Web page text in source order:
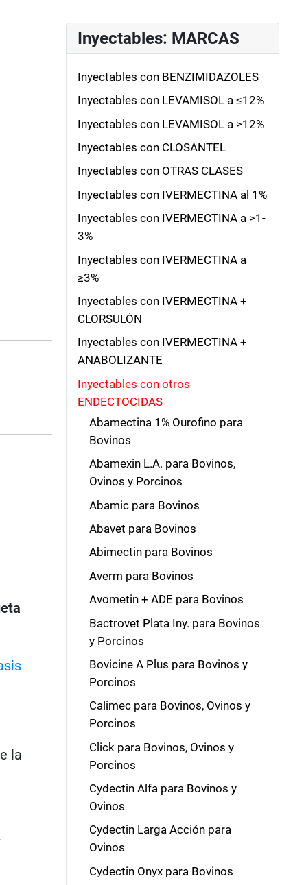
la
Inyectables: MARCAS
Inyectables con BENZIMIDAZOLES
Inyectables con LEVAMISOL a ≤12%
Inyectables con LEVAMISOL a >12%
Inyectables con CLOSANTEL
Inyectables con OTRAS CLASES
Inyectables con IVERMECTINA al 1%
Inyectables con IVERMECTINA a >1-
3%
Inyectables con IVERMECTINA a
≥3%
Inyectables con IVERMECTINA +
CLORSULÓN
Inyectables con IVERMECTINA +
ANABOLIZANTE
Inyectables con otros
ENDECTOCIDAS
Abamectina 1% Ourofino para
Bovinos
Abamexin L.A. para Bovinos,
Ovinos y Porcinos
Abamic para Bovinos
Abavet para Bovinos
Abimectin para Bovinos
Averm para Bovinos
Avometin + ADE para Bovinos
Bactrovet Plata Iny. para Bovinos
y Porcinos
Bovicine A Plus para Bovinos y
Porcinos
Calimec para Bovinos, Ovinos y
Porcinos
Click para Bovinos, Ovinos y
Porcinos
Cydectin Alfa para Bovinos y
Ovinos
Cydectin Larga Acción para
Ovinos
Cydectin Onyx para Bovinos